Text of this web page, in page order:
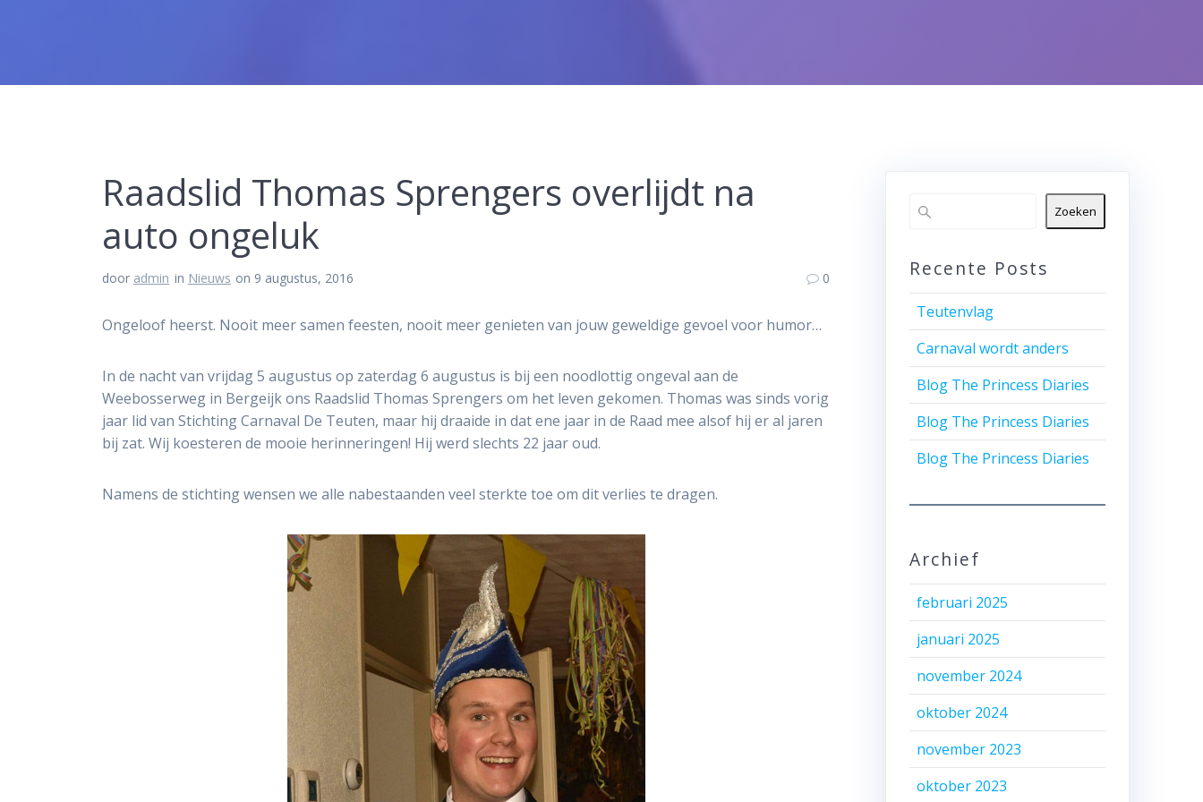
Raadslid Thomas Sprengers overlijdt na
auto ongeluk
door admin in Nieuws on 9 augustus, 2016 0
Ongeloof heerst. Nooit meer samen feesten, nooit meer genieten van jouw geweldige gevoel voor humor…
In de nacht van vrijdag 5 augustus op zaterdag 6 augustus is bij een noodlottig ongeval aan de
Weebosserweg in Bergeijk ons Raadslid Thomas Sprengers om het leven gekomen. Thomas was sinds vorig
jaar lid van Stichting Carnaval De Teuten, maar hij draaide in dat ene jaar in de Raad mee alsof hij er al jaren
bij zat. Wij koesteren de mooie herinneringen! Hij werd slechts 22 jaar oud.
Namens de stichting wensen we alle nabestaanden veel sterkte toe om dit verlies te dragen.
Zoeken
Recente Posts
Teutenvlag
Carnaval wordt anders
Blog The Princess Diaries
Blog The Princess Diaries
Blog The Princess Diaries
Archief
februari 2025
januari 2025
november 2024
oktober 2024
november 2023
oktober 2023